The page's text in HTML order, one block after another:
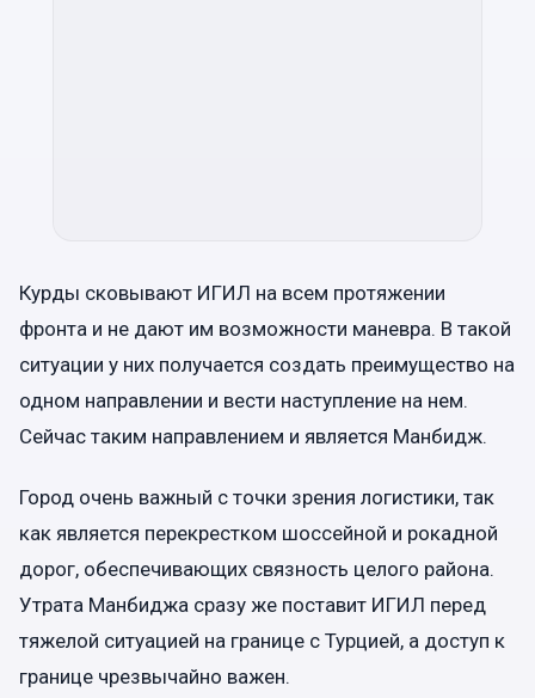
Курды сковывают ИГИЛ на всем протяжении
фронта и не дают им возможности маневра. В такой
ситуации у них получается создать преимущество на
одном направлении и вести наступление на нем.
Сейчас таким направлением и является Манбидж.
Город очень важный с точки зрения логистики, так
как является перекрестком шоссейной и рокадной
дорог, обеспечивающих связность целого района.
Утрата Манбиджа сразу же поставит ИГИЛ перед
тяжелой ситуацией на границе с Турцией, а доступ к
границе чрезвычайно важен.